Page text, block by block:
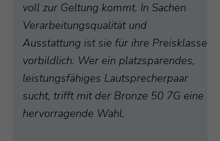
voll zur Geltung kommt. In Sachen
Verarbeitungsqualität und
Ausstattung ist sie für ihre Preisklasse
vorbildlich. Wer ein platzsparendes,
leistungsfähiges Lautsprecherpaar
sucht, trifft mit der Bronze 50 7G eine
hervorragende Wahl.